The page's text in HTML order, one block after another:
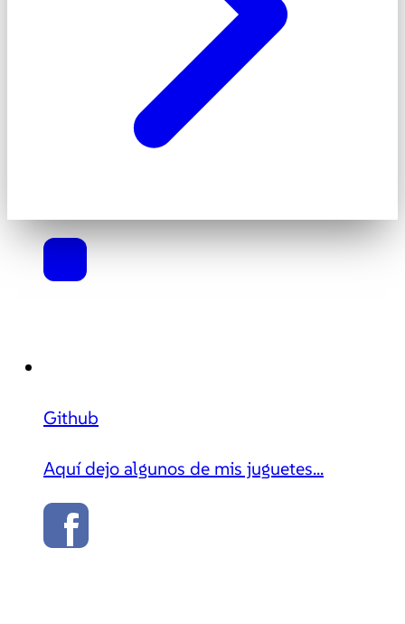
Github
Aquí dejo algunos de mis juguetes...